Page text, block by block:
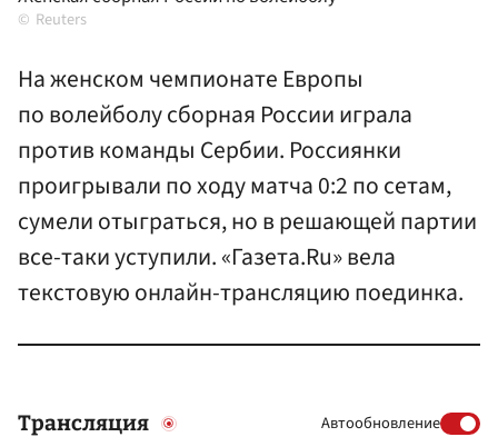
Reuters
На женском чемпионате Европы
по волейболу сборная России играла
против команды Сербии. Россиянки
проигрывали по ходу матча 0:2 по сетам,
сумели отыграться, но в решающей партии
все-таки уступили. «Газета.Ru» вела
текстовую онлайн-трансляцию поединка.
Трансляция Автообновление